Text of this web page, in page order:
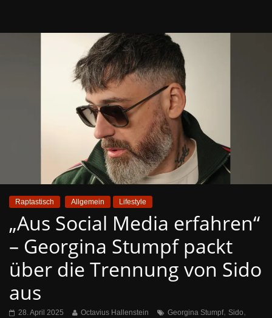
Raptastisch Allgemein Lifestyle
„Aus Social Media erfahren“
– Georgina Stumpf packt
über die Trennung von Sido
aus
28. April 2025 Octavius Hallenstein Georgina Stumpf, Sido,